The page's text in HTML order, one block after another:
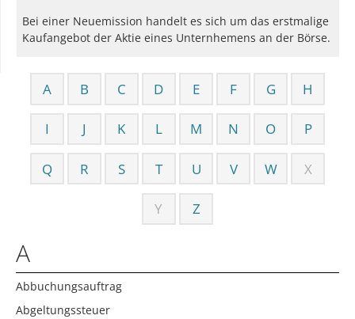
A B C D E F G H
I J K L M N O P
Q R S T U V W X
Y Z
A
Abbuchungsauftrag
Abgeltungssteuer
Bei einer Neuemission handelt es sich um das erstmalige
Kaufangebot der Aktie eines Unternhemens an der Börse.